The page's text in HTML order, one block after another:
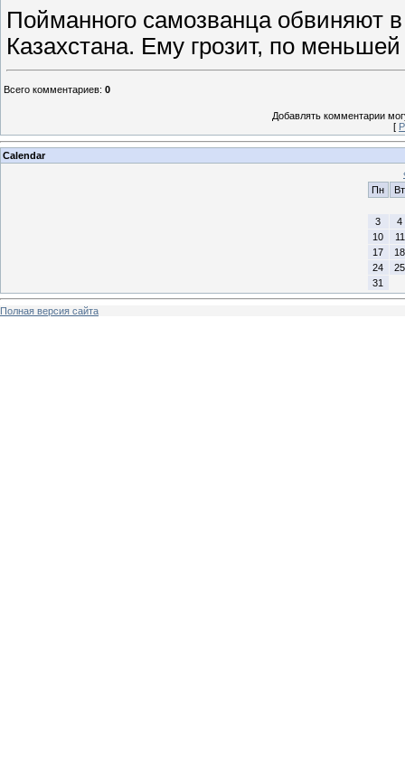
Пойманного самозванца обвиняют
Казахстана. Ему грозит, по
Всего комментариев: 0
Добавлять комментарии
[
Calendar
Пн
Вт
3
4
10
11
17
18
24
25
31
Полная версия сайта